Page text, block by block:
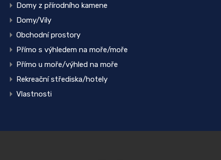
Domy z přírodního kamene
Domy/Vily
Obchodní prostory
Přímo s výhledem na moře/moře
Přímo u moře/výhled na moře
Rekreační střediska/hotely
Vlastnosti